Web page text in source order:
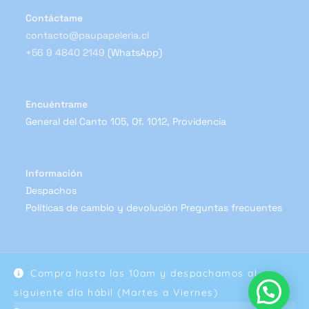
Compra hasta las 10am y despachamos al
siguiente día hábil (Martes a Viernes)
Contáctame
contacto@paupapeleria.cl
+56 9 4840 2149 (WhatsApp)
Encuéntrame
General del Canto 105, Of. 1012, Providencia
Información
Despachos
Políticas de cambio y devolución Preguntas frecuentes